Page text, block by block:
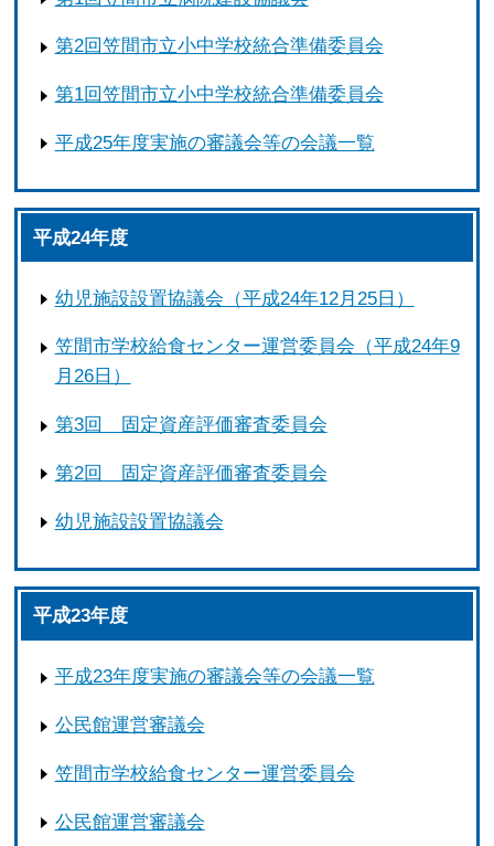
第2回笠間市立小中学校統合準備委員会
第1回笠間市立小中学校統合準備委員会
平成25年度実施の審議会等の会議一覧
平成24年度
幼児施設設置協議会（平成24年12月25日）
笠間市学校給食センター運営委員会（平成24年9
月26日）
第3回 固定資産評価審査委員会
第2回 固定資産評価審査委員会
幼児施設設置協議会
平成23年度
平成23年度実施の審議会等の会議一覧
公民館運営審議会
笠間市学校給食センター運営委員会
公民館運営審議会